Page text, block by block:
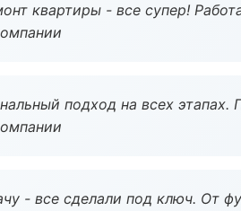
квартиры - все супер!
подход на всех
- все сделали под ключ. От